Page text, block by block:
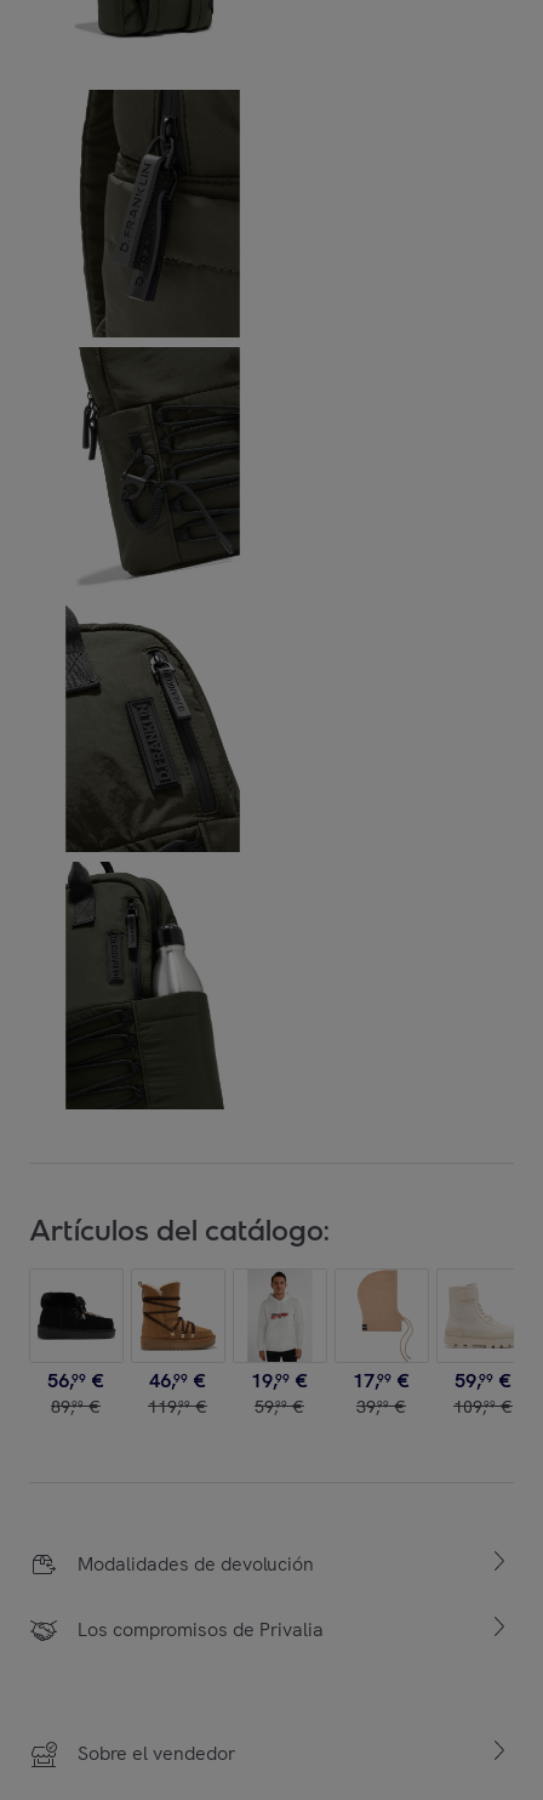
Artículos del catálogo:
56,99 €
89,99 €
46,99 €
119,99 €
19,99 €
59,99 €
17,99 €
39,99 €
59,99 €
109,99 €
Modalidades de devolución
Los compromisos de Privalia
Sobre el vendedor